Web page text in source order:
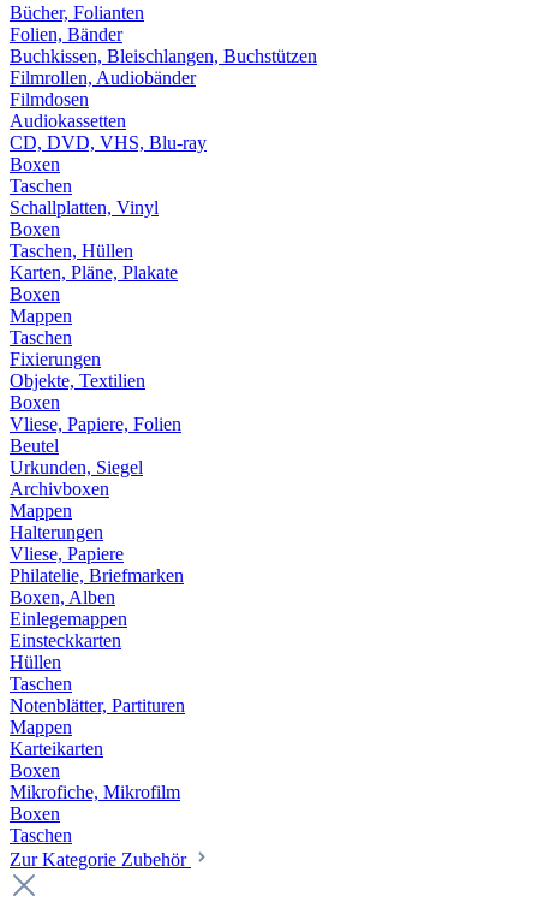
Bücher, Folianten
Folien, Bänder
Buchkissen, Bleischlangen, Buchstützen
Filmrollen, Audiobänder
Filmdosen
Audiokassetten
CD, DVD, VHS, Blu-ray
Boxen
Taschen
Schallplatten, Vinyl
Boxen
Taschen, Hüllen
Karten, Pläne, Plakate
Boxen
Mappen
Taschen
Fixierungen
Objekte, Textilien
Boxen
Vliese, Papiere, Folien
Beutel
Urkunden, Siegel
Archivboxen
Mappen
Halterungen
Vliese, Papiere
Philatelie, Briefmarken
Boxen, Alben
Einlegemappen
Einsteckkarten
Hüllen
Taschen
Notenblätter, Partituren
Mappen
Karteikarten
Boxen
Mikrofiche, Mikrofilm
Boxen
Taschen
Zur Kategorie Zubehör